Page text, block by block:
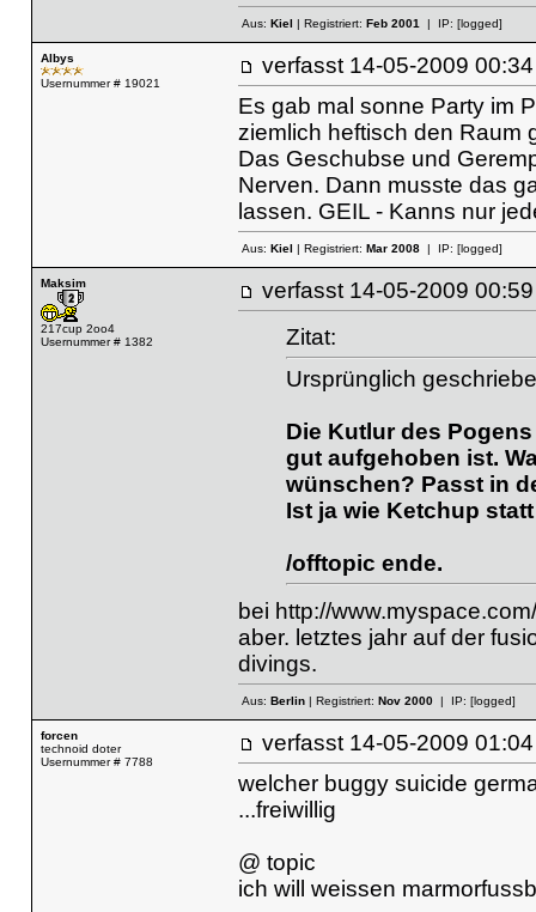
Aus: Kiel | Registriert: Feb 2001| IP: [logged]
Albys
Usernummer # 19021
verfasst 14-05-2009
Es gab mal sonne Party im
ziemlich heftisch den Raum
Das Geschubse und
Nerven. Dann musste das
lassen. GEIL - Kanns nur
Aus: Kiel | Registriert: Mar 2008| IP: [logged]
Maksim
217cup 2oo4
Usernummer # 1382
verfasst 14-05-2009
Zitat:
Ursprünglich
Die Kutlur des
gut aufgehoben ist.
wünschen? Passt in
Ist ja wie Ketchup
/offtopic ende.
bei http://
aber. letztes jahr auf der
divings.
Aus: Berlin| Registriert: Nov 2000| IP: [logged]
forcen
technoid doter
Usernummer # 7788
verfasst 14-05-2009
welcher buggy suicide
...freiwillig
@ topic
ich will weissen